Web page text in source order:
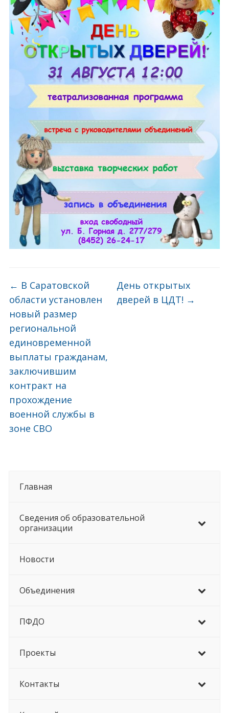
Главная
Сведения об образовательной
организации
Новости
Объединения
ПФДО
Проекты
Контакты
← В Саратовской
области установлен
новый размер
региональной
единовременной
выплаты гражданам,
заключившим
контракт на
прохождение
военной службы в
зоне СВО
День открытых
дверей в ЦДТ! →